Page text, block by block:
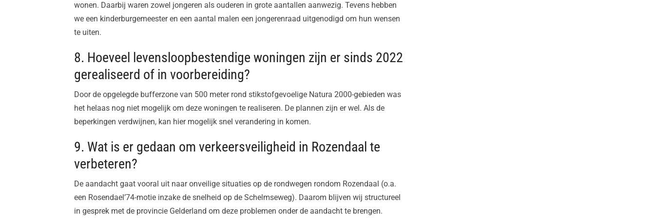
wonen. Daarbij waren zowel jongeren als ouderen in grote aantallen aanwezig. Tevens hebben
we een kinderburgemeester en een aantal malen een jongerenraad uitgenodigd om hun wensen
te uiten.
8. Hoeveel levensloopbestendige woningen zijn er sinds 2022
gerealiseerd of in voorbereiding?
Door de opgelegde bufferzone van 500 meter rond stikstofgevoelige Natura 2000-gebieden was
het helaas nog niet mogelijk om deze woningen te realiseren. De plannen zijn er wel. Als de
beperkingen verdwijnen, kan hier mogelijk snel verandering in komen.
9. Wat is er gedaan om verkeersveiligheid in Rozendaal te
verbeteren?
De aandacht gaat vooral uit naar onveilige situaties op de rondwegen rondom Rozendaal (o.a.
een Rosendael’74-motie inzake de snelheid op de Schelmseweg). Daarom blijven wij structureel
in gesprek met de provincie Gelderland om deze problemen onder de aandacht te brengen.